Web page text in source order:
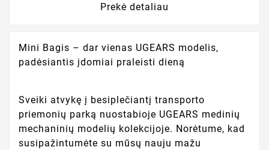
Prekė detaliau
Mini Bagis – dar vienas UGEARS modelis,
padėsiantis įdomiai praleisti dieną
Sveiki atvykę į besiplečiantį transporto
priemonių parką nuostabioje UGEARS medinių
mechaninių modelių kolekcijoje. Norėtume, kad
susipažintumėte su mūsų nauju mažu